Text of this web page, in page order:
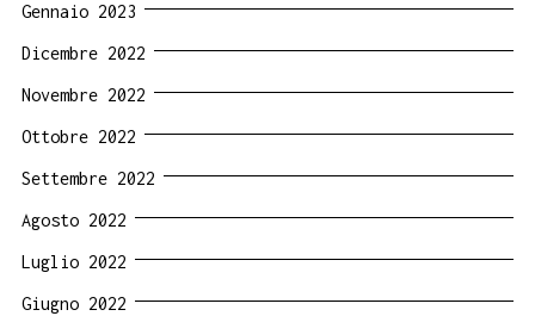
Gennaio 2023
Dicembre 2022
Novembre 2022
Ottobre 2022
Settembre 2022
Agosto 2022
Luglio 2022
Giugno 2022